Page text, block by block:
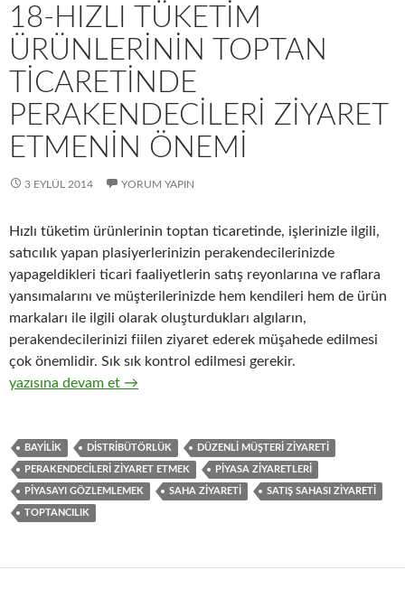
18-HIZLI TÜKETIM
ÜRÜNLERININ TOPTAN
TICARETINDE
PERAKENDECILERI ZIYARET
ETMENIN ÖNEMI
3 EYLÜL 2014 YORUM YAPIN
Hızlı tüketim ürünlerinin toptan ticaretinde, işlerinizle ilgili,
satıcılık yapan plasiyerlerinizin perakendecilerinizde
yapageldikleri ticari faaliyetlerin satış reyonlarına ve raflara
yansımalarını ve müşterilerinizde hem kendileri hem de ürün
markaları ile ilgili olarak oluşturdukları algıların,
perakendecilerinizi fiilen ziyaret ederek müşahede edilmesi
çok önemlidir. Sık sık kontrol edilmesi gerekir.
18-Hızlı tüketim ürünlerinin toptan ticaretinde
yazısına devam et →
BAYILIK DISTRIBÜTÖRLÜK DÜZENLI MÜŞTERI ZIYARETI
PERAKENDECILERI ZIYARET ETMEK PIYASA ZIYARETLERI
PIYASAYI GÖZLEMLEMEK SAHA ZIYARETI SATIŞ SAHASI ZIYARETI
TOPTANCILIK